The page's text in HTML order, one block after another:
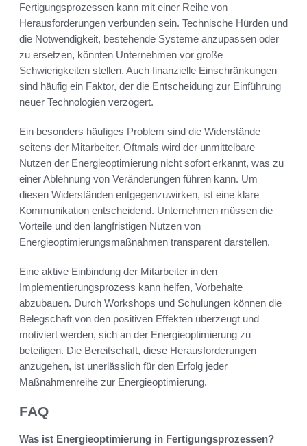
Fertigungsprozessen kann mit einer Reihe von
Herausforderungen verbunden sein. Technische Hürden und
die Notwendigkeit, bestehende Systeme anzupassen oder
zu ersetzen, könnten Unternehmen vor große
Schwierigkeiten stellen. Auch finanzielle Einschränkungen
sind häufig ein Faktor, der die Entscheidung zur Einführung
neuer Technologien verzögert.
Ein besonders häufiges Problem sind die Widerstände
seitens der Mitarbeiter. Oftmals wird der unmittelbare
Nutzen der Energieoptimierung nicht sofort erkannt, was zu
einer Ablehnung von Veränderungen führen kann. Um
diesen Widerständen entgegenzuwirken, ist eine klare
Kommunikation entscheidend. Unternehmen müssen die
Vorteile und den langfristigen Nutzen von
Energieoptimierungsmaßnahmen transparent darstellen.
Eine aktive Einbindung der Mitarbeiter in den
Implementierungsprozess kann helfen, Vorbehalte
abzubauen. Durch Workshops und Schulungen können die
Belegschaft von den positiven Effekten überzeugt und
motiviert werden, sich an der Energieoptimierung zu
beteiligen. Die Bereitschaft, diese Herausforderungen
anzugehen, ist unerlässlich für den Erfolg jeder
Maßnahmenreihe zur Energieoptimierung.
FAQ
Was ist Energieoptimierung in Fertigungsprozessen?